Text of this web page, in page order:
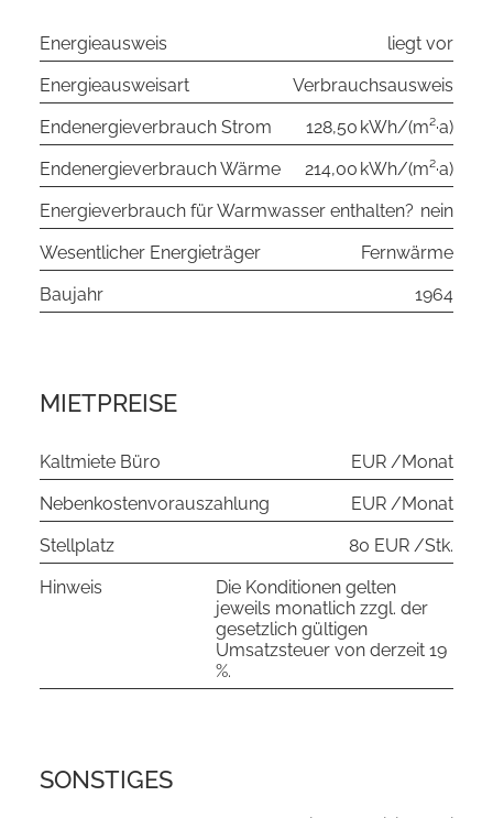
Energieausweis
liegt vor
Energieausweisart
Verbrauchs­ausweis
Endenergie­verbrauch Strom
128,50 kWh/(m²·a)
Endenergie­verbrauch Wärme
214,00 kWh/(m²·a)
Energieverbrauch für Warmwasser enthalten? nein
Wesentlicher Energieträger
Fernwärme
Baujahr
1964
MIETPREISE
Kaltmiete Büro
EUR /Monat
Nebenkostenvorauszahlung
EUR /Monat
Stellplatz
80 EUR /Stk.
Hinweis
Die Konditionen gelten
jeweils monatlich zzgl. der
gesetzlich gültigen
Umsatzsteuer von derzeit 19
%.
SONSTIGES